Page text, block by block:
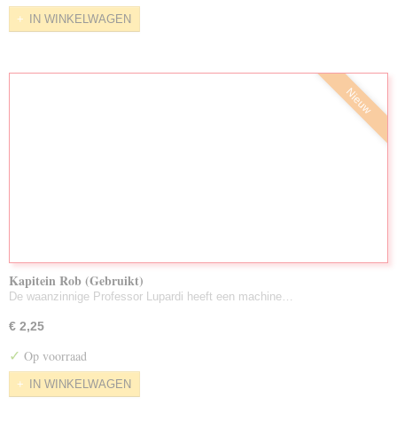
IN WINKELWAGEN
Nieuw
Kapitein Rob (Gebruikt)
De waanzinnige Professor Lupardi heeft een machine…
€ 2,25
✓ Op voorraad
IN WINKELWAGEN